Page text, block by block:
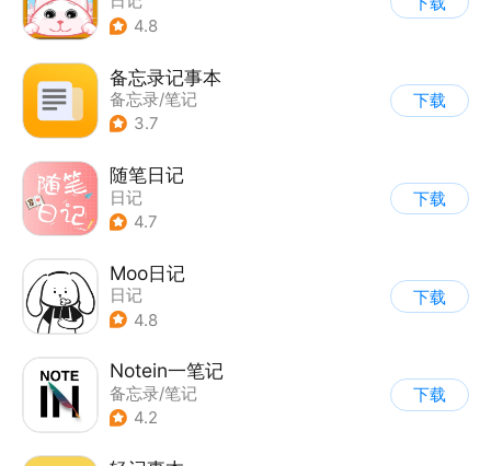
4.8
备忘录记事本
备忘录/笔记
3.7
下载
随笔日记
日记
4.7
下载
Moo日记
日记
4.8
下载
Notein一笔记
备忘录/笔记
4.2
下载